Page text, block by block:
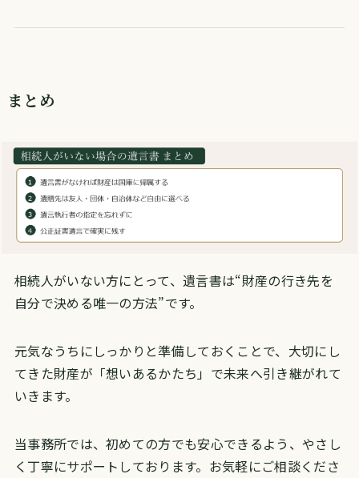
まとめ
相続人がいない方にとって、遺言書は“財産の行き先を
自分で決める唯一の方法”です。
元気なうちにしっかりと準備しておくことで、大切にし
てきた財産が「想いあるかたち」で未来へ引き継がれて
いきます。
当事務所では、初めての方でも安心できるよう、やさし
く丁寧にサポートしております。お気軽にご相談くださ